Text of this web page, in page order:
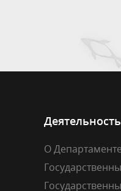
Деятельность
О Департаменте